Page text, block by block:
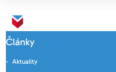
Články
Aktuality